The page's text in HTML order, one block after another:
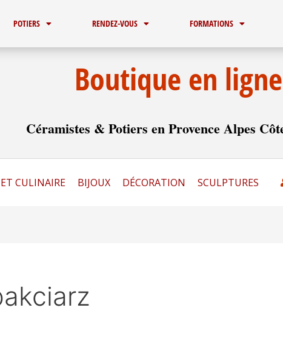
POTIERS RENDEZ-VOUS FORMATIONS
Boutique en ligne
Céramistes & Potiers en Provence Alpes
CULINAIRE BIJOUX DÉCORATION SCULPTURES